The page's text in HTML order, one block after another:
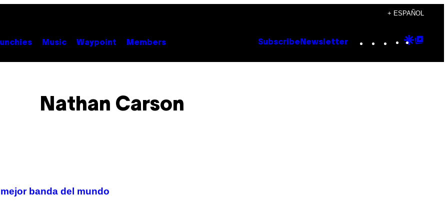
+ ESPAÑOL
Music Waypoint Members Subscribe Newsletter Instagram
TikTok
YouTube
Google
Nathan Carson
banda del mundo